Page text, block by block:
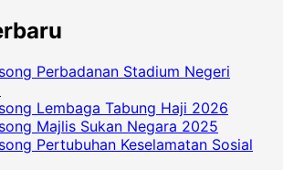
Perbadanan Stadium Negeri
Lembaga Tabung Haji 2026
Majlis Sukan Negara 2025
Pertubuhan Keselamatan Sosial